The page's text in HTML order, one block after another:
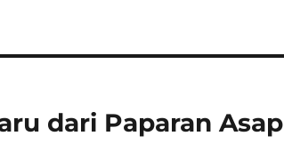
dari Paparan Asap